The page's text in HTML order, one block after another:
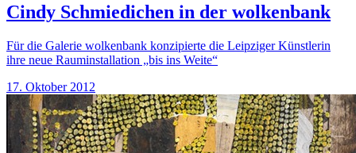
Cindy Schmiedichen in der wolkenbank
Für die Galerie wolkenbank konzipierte die Leipziger Künstlerin
ihre neue Rauminstallation „bis ins Weite“
17. Oktober 2012